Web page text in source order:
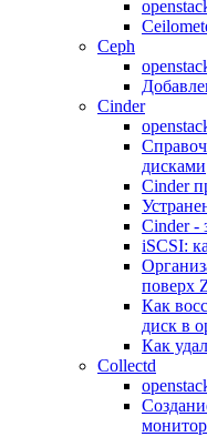
Ceph
Cinder
дисками
Cinder
Cinder -
iSCSI:
поверх
Как
диск в
Как
Collectd